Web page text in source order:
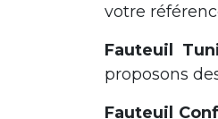
votre
Fauteuil
proposons
Fauteuil